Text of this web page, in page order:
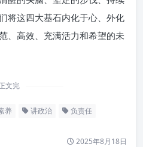
将这四大基石内化于心、外化
、高效、充满活力和希望的未
文完
养 讲政治 负责任
2025年8月18日